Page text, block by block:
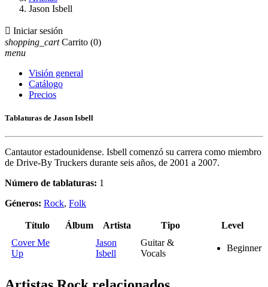
Jason Isbell
 Iniciar sesión
shopping_cart Carrito (0)
menu
Visión general
Catálogo
Precios
Tablaturas de Jason Isbell
Cantautor estadounidense. Isbell comenzó su carrera como miembro
de Drive-By Truckers durante seis años, de 2001 a 2007.
Número de tablaturas: 1
Géneros: Rock, Folk
Título Álbum Artista Tipo
Level
Cover Me
Up
Jason
Isbell
Guitar &
Vocals
Beginner